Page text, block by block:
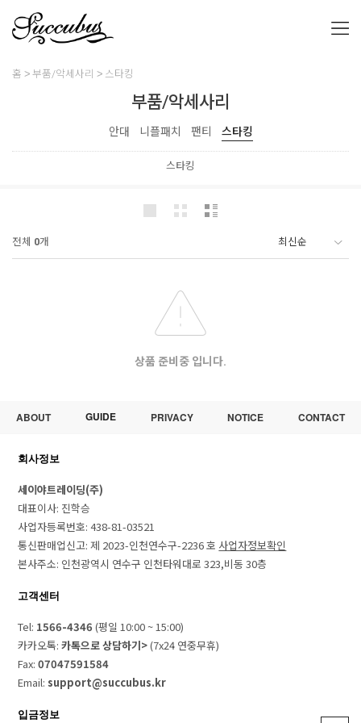
홈 부품/악세사리 스타킹
부품/악세사리
안대 니플패치 팬티 스타킹
스타킹
전체 0개
상품 준비중 입니다.
ABOUT GUIDE PRIVACY NOTICE CONTACT
회사정보
세이야트레이딩(주)
대표이사: 진학승
사업자등록번호: 438-81-03521
통신판매업신고: 제 2023-인천연수구-2236 호 사업자정보확인
본사주소: 인천광역시 연수구 인천타워대로 323,비동 30층
고객센터
Tel: 1566-4346 (평일 10:00 ~ 15:00)
카카오톡:카톡으로 상담하기>(7x24 연중무휴)
Fax:07047591584
Email:support@succubus.kr
입금정보